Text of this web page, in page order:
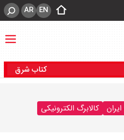
EN
AR
کتاب شرق
کالابرگ الکترونیکی